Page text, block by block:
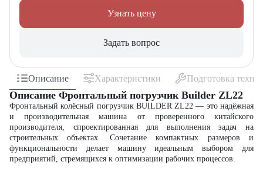
Узнать цену
Задать вопрос
Описание Характеристики Подготовка
Описание Фронтальный погрузчик Builder ZL22
Фронтальный колёсный погрузчик BUILDER ZL22 — это надёжная
и производительнаямашина от проверенногокитайского
производителя, спроектированная для выполнения задач на
строительных объектах. Сочетаниекомпактных размеров и
функциональности делает машину идеальным выбором для
предприятий, стремящихся к оптимизации рабочих процессов.